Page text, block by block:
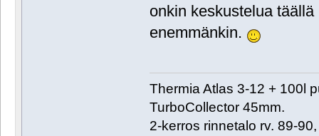
onkin keskustelua
enemmänkin.
Thermia Atlas 3-12 + 100l
TurboCollector 45mm.
2-kerros rinnetalo rv. 89-